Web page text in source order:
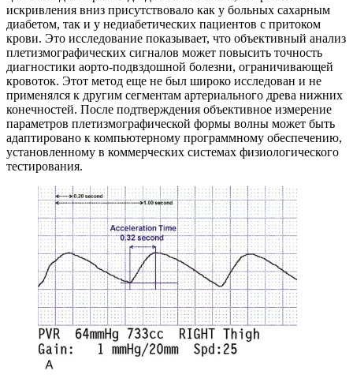
искривления вниз присутствовало как у больных сахарным
диабетом, так и у недиабетических пациентов с притоком
крови. Это исследование показывает, что объективный анализ
плетизмографических сигналов может повысить точность
диагностики аорто-подвздошной болезни, ограничивающей
кровоток. Этот метод еще не был широко исследован и не
применялся к другим сегментам артериального древа нижних
конечностей. После подтверждения объективное измерение
параметров плетизмографической формы волны может быть
адаптировано к компьютерному программному обеспечению,
установленному в коммерческих системах физиологического
тестирования.